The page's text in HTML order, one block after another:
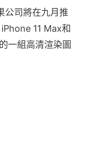
公司將在九月推
11 Max和
一組高清渲染圖